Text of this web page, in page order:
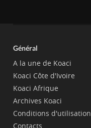
Général
A la une de Koaci
Koaci Côte d'Ivoire
Koaci Afrique
Archives Koaci
Conditions d'utilisation
Contacts